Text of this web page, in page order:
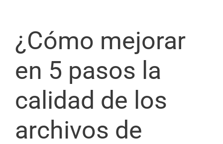
¿Cómo mejorar
en 5 pasos la
calidad de los
archivos de